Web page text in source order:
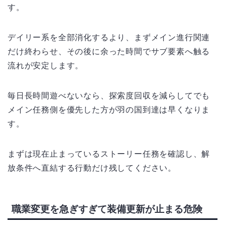
す。
デイリー系を全部消化するより、まずメイン進行関連
だけ終わらせ、その後に余った時間でサブ要素へ触る
流れが安定します。
毎日長時間遊べないなら、探索度回収を減らしてでも
メイン任務側を優先した方が羽の国到達は早くなりま
す。
まずは現在止まっているストーリー任務を確認し、解
放条件へ直結する行動だけ残してください。
職業変更を急ぎすぎて装備更新が止まる危険